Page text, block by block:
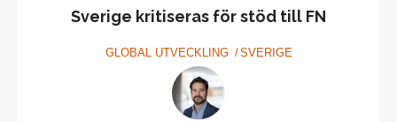
Sverige kritiseras för stöd till FN
GLOBAL UTVECKLING SVERIGE